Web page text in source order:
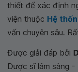
thiết để xác định
viện thuộc Hệ
vấn chuyên sâu.
Được giải đáp bởi
Dược sĩ lâm sàng